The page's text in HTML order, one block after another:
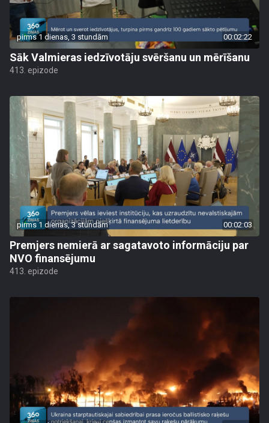
pirms 1 dienas, 3 stundām 00:02:22
Sāk Valmieras iedzīvotāju svēršanu un mērīšanu
413. epizode
pirms 1 dienas, 3 stundām 00:02:03
Premjers nemierā ar sagatavoto informāciju par
NVO finansējumu
413. epizode